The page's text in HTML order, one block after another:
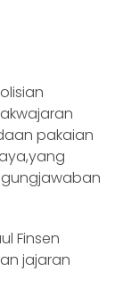
pakaian
Finsen
jajaran